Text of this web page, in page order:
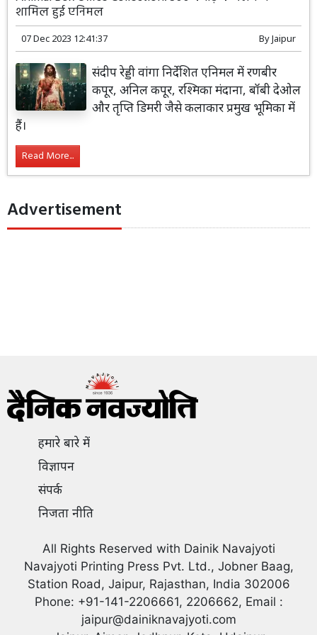
शामिल हुई एनिमल
07 Dec 2023 12:41:37 ByJaipur
संदीप रेड्डी वांगा निर्देशित एनिमल में रणबीर
कपूर, अनिल कपूर, रश्मिका मंदाना, बॉबी देओल
और तृप्ति डिमरी जैसे कलाकार प्रमुख भूमिका में
हैं।
Read More...
Advertisement
हमारे बारे में
विज्ञापन
संपर्क
निजता नीति
All Rights Reserved with Dainik Navajyoti
Navajyoti Printing Press Pvt. Ltd., Jobner Baag,
Station Road, Jaipur, Rajasthan, India 302006
Phone: +91-141-2206661, 2206662, Email :
jaipur@dainiknavajyoti.com